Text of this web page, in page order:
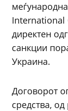
International
директен
санкции
Украина.
Договорот
средства,